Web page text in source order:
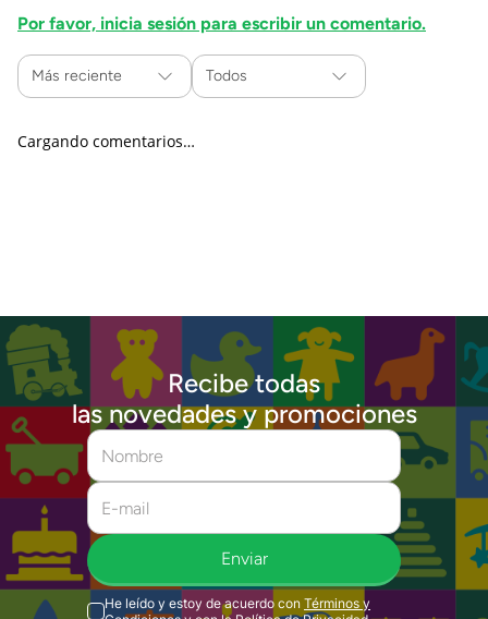
Por favor, inicia sesión para escribir un comentario.
Más reciente Todos
Cargando comentarios…
Recibe todas
las novedades y promociones
Enviar
He leído y estoy de acuerdo con Términos y